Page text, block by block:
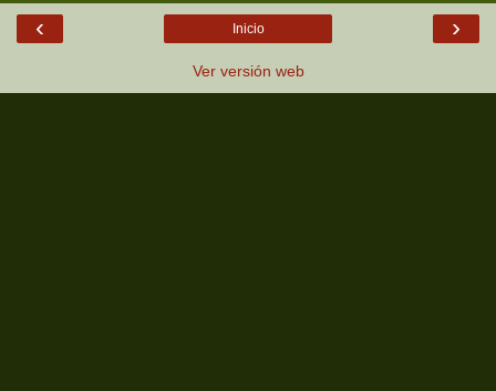
‹ ›
Inicio
Ver versión web